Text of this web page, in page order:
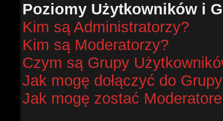
Poziomy Użytkowników i
Kim są Administratorzy?
Kim są Moderatorzy?
Czym są Grupy
Jak mogę dołączyć do
Jak mogę zostać